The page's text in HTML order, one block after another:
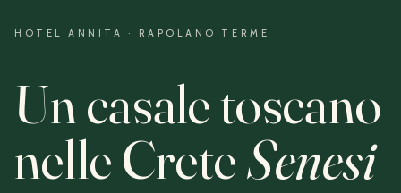
HOTEL ANNITA · RAPOLANO TERME
Un casale toscano
nelle CreteSenesi